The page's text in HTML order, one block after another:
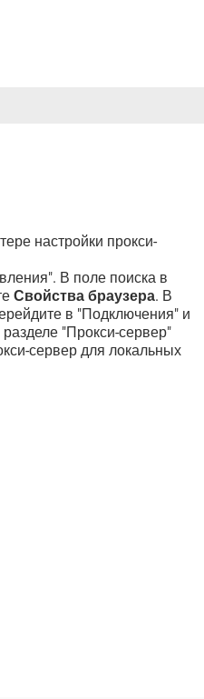
настройки прокси-
В поле поиска в
Свойства браузера. В
в "Подключения" и
"Прокси-сервер"
сервер для локальных